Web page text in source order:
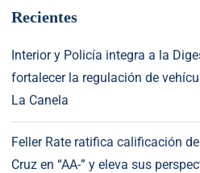
Recientes
Interior y Policía integra a la
fortalecer la regulación de
La Canela
Feller Rate ratifica calificación
Cruz en “AA-” y eleva sus